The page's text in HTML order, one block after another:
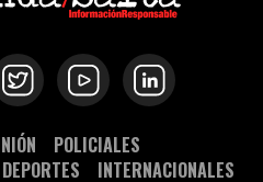
POLICIALES
DEPORTES
INTERNACIONALES